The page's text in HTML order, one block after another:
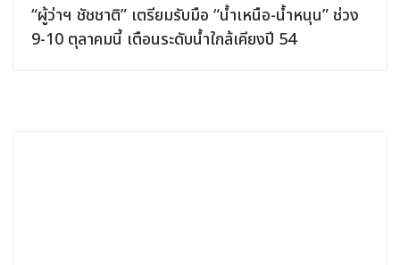
“ผู้ว่าฯ ชัชชาติ” เตรียมรับมือ “น้ำเหนือ-น้ำหนุน” ช่วง
9-10 ตุลาคมนี้ เตือนระดับน้ำใกล้เคียงปี 54